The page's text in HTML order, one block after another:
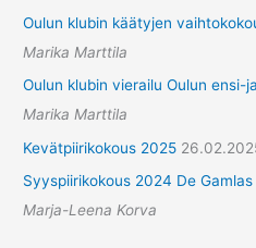
Oulun klubin käätyjen
Marika Marttila
Oulun klubin vierailu Oulun ensi-
Marika Marttila
Kevätpiirikokous 2025
Syyspiirikokous 2024 De
Marja-Leena Korva